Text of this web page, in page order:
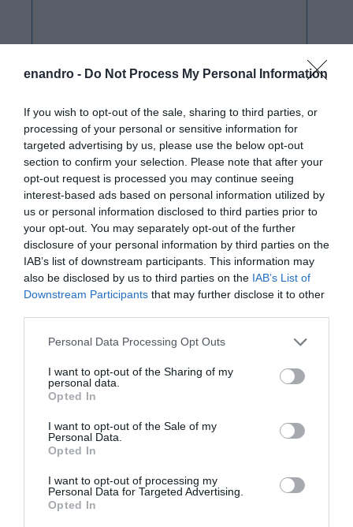
enandro - Do Not Process My Personal Information
If you wish to opt-out of the sale, sharing to third parties, or
processing of your personal or sensitive information for
targeted advertising by us, please use the below opt-out
section to confirm your selection. Please note that after your
opt-out request is processed you may continue seeing
interest-based ads based on personal information utilized by
us or personal information disclosed to third parties prior to
your opt-out. You may separately opt-out of the further
disclosure of your personal information by third parties on the
IAB’s list of downstream participants. This information may
also be disclosed by us to third parties on the IAB’s List of
Downstream Participants that may further disclose it to other
Please note that this website/app uses one or more Google
not limited to your visit or usage behaviour. You may click to
grant or deny consent to Google and its third-party tags to
use your data for below specified purposes in below Google
consent section.
Personal Data Processing Opt Outs
I want to opt-out of the Sharing of my
personal data.
Opted In
I want to opt-out of the Sale of my
Personal Data.
Opted In
I want to opt-out of processing my
Personal Data for Targeted Advertising.
Opted In